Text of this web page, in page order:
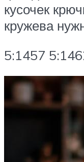
кусочек
кружева
5:1457